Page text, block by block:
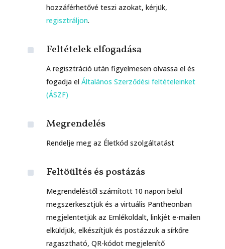
hozzáférhetővé teszi azokat, kérjük,
regisztráljon.
^ Feltételek elfogadása
A regisztráció után figyelmesen olvassa el és
fogadja el Általános Szerződési feltételeinket
(ÁSZF)
^ Megrendelés
Rendelje meg az Életkód szolgáltatást
^ Feltöültés és postázás
Megrendeléstől számított 10 napon belül
megszerkesztjük és a virtuális Pantheonban
megjelentetjük az Emlékoldalt, linkjét e-mailen
elküldjük, elkészítjük és postázzuk a sírkőre
ragasztható, QR-kódot megjelenítő